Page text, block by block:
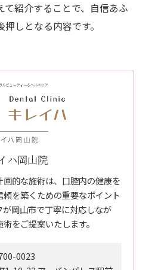
紹介することで、自信あふ
しとなる内容です。
ハ岡山院
的な施術は、口腔内の健康を
を築くための重要なポイント
岡山市で丁寧に対応しなが
をご提案いたします。
0023